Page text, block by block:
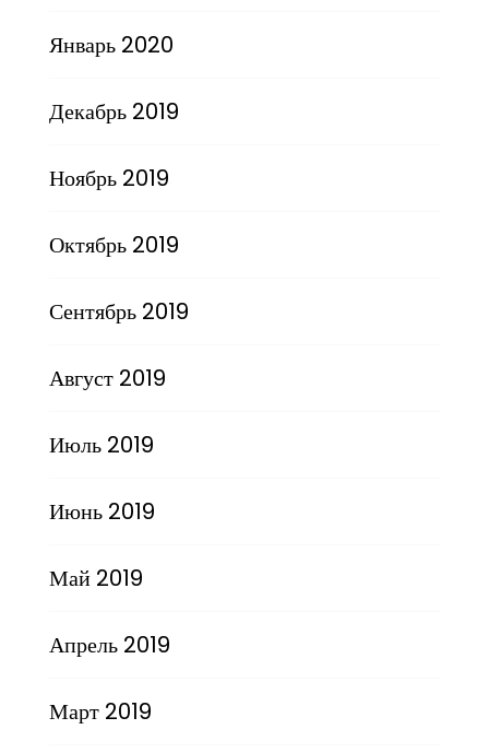
Январь 2020
Декабрь 2019
Ноябрь 2019
Октябрь 2019
Сентябрь 2019
Август 2019
Июль 2019
Июнь 2019
Май 2019
Апрель 2019
Март 2019